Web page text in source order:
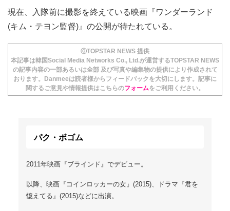
現在、入隊前に撮影を終えている映画『ワンダーランド
(キム・テヨン監督)』の公開が待たれている。
ⓒTOPSTAR NEWS 提供
本記事は韓国Social Media Networks Co., Ltd.が運営するTOPSTAR NEWS
の記事内容の一部あるいは全部 及び写真や編集物の提供により作成されて
おります。Danmeeは読者様からフィードバックを大切にします。記事に
関するご意見や情報提供はこちらのフォームをご利用ください。
パク・ボゴム
2011年映画『ブラインド』でデビュー。
以降、映画『コインロッカーの女』(2015)、ドラマ『君を
憶えてる』(2015)などに出演。